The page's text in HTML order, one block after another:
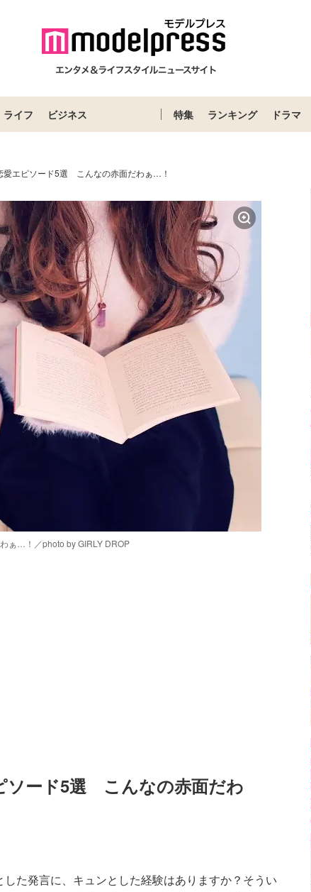
ライフ ビジネス 特集 ランキング ドラマ
愛エピソード5選 こんなの赤面だわぁ…！
ぁ…！／photo by GIRLY DROP
ード5選　こんなの赤面だわ
た発言に、キュンとした経験はありますか？そうい